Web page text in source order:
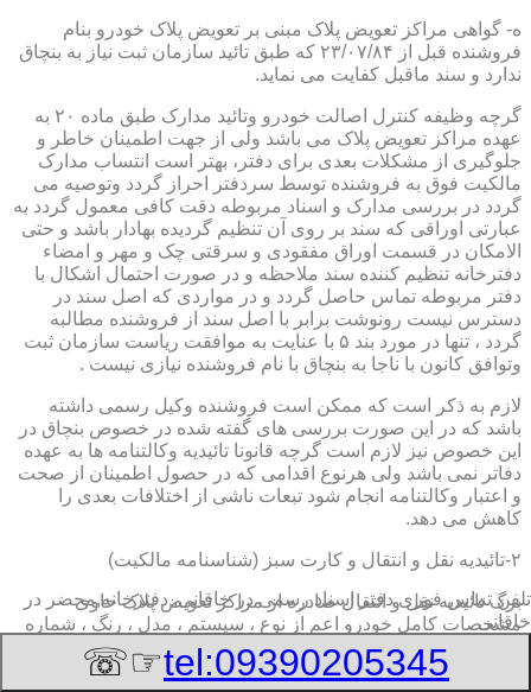
ه- گواهی مراکز تعویض پلاک مبنی بر تعویض پلاک خودرو بنام
فروشنده قبل از ۲۳/۰۷/۸۴ که طبق تائید سازمان ثبت نیاز به بنچاق
ندارد و سند ماقبل کفایت می نماید.
گرچه وظیفه کنترل اصالت خودرو وتائید مدارک طبق ماده ۲۰ به
عهده مراکز تعویض پلاک می باشد ولی از جهت اطمینان خاطر و
جلوگیری از مشکلات بعدی برای دفتر، بهتر است انتساب مدارک
مالکیت فوق به فروشنده توسط سردفتر احراز گردد وتوصیه می
گردد در بررسی مدارک و اسناد مربوطه دقت کافی معمول گردد به
عبارتی اوراقی که سند بر روی آن تنظیم گردیده بهادار باشد و حتی
الامکان در قسمت اوراق مفقودی و سرقتی چک و مهر و امضاء
دفترخانه تنظیم کننده سند ملاحظه و در صورت احتمال اشکال با
دفتر مربوطه تماس حاصل گردد و در مواردی که اصل سند در
دسترس نیست رونوشت برابر با اصل سند از فروشنده مطالبه
گردد ، تنها در مورد بند ۵ با عنایت به موافقت ریاست سازمان ثبت
وتوافق کانون با ناجا به بنچاق با نام فروشنده نیازی نیست .
لازم به ذکر است که ممکن است فروشنده وکیل رسمی داشته
باشد که در این صورت بررسی های گفته شده در خصوص بنچاق در
این خصوص نیز لازم است گرچه قانونا تائیدیه وکالتنامه ها به عهده
دفاتر نمی باشد ولی هرنوع اقدامی که در حصول اطمینان از صحت
و اعتبار وکالتنامه انجام شود تبعات ناشی از اختلافات بعدی را
کاهش می دهد.
۲-تائیدیه نقل و انتقال و کارت سبز (شناسنامه مالکیت)
برگ تائیدیه نقل و انتقال صادره از مراکز تعویض پلاک حاوی
مشخصات کامل خودرو اعم از نوع ، سیستم ، مدل ، رنگ ، شماره
صدر صفحه و مشخصات فروشنده و خریدار اعم از مشخصات
تلفن تماس فوریدفتر اسناد رسمی در خاقانی, دفترخانه,محضر در
خاقانی
tel:09390205345
☞☏